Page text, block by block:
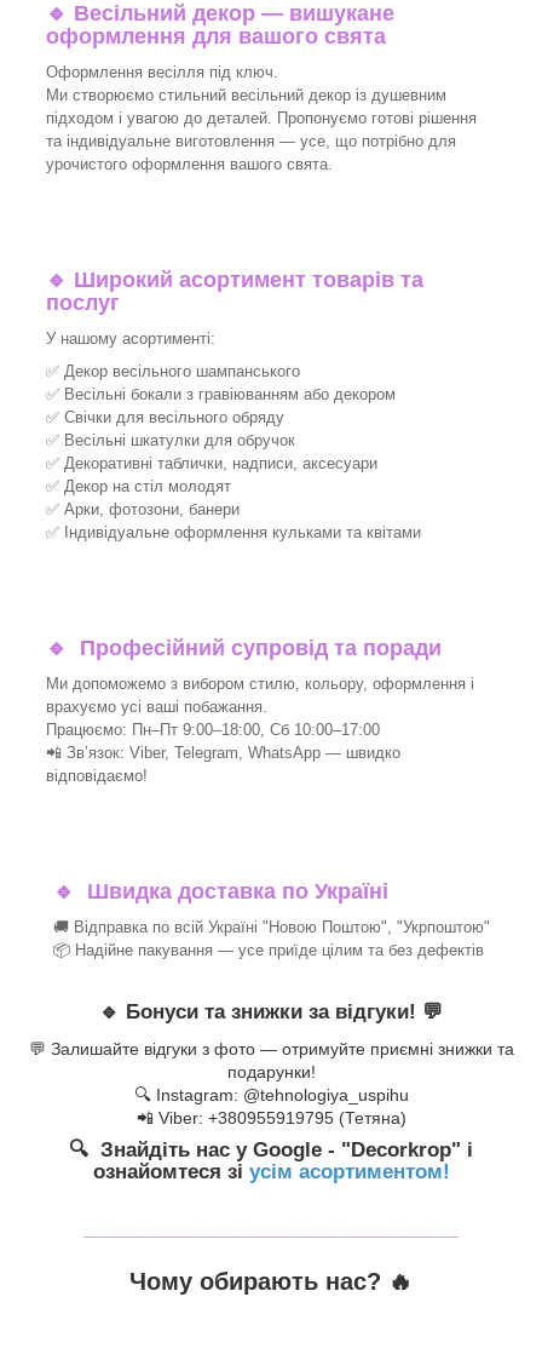
🔹 Весільний декор — вишукане
оформлення для вашого свята
Оформлення весілля під ключ.
Ми створюємо стильний весільний декор із душевним
підходом і увагою до деталей. Пропонуємо готові рішення
та індивідуальне виготовлення — усе, що потрібно для
урочистого оформлення вашого свята.
🔹 Широкий асортимент товарів та
послуг
У нашому асортименті:
✅ Декор весільного шампанського
✅ Весільні бокали з гравіюванням або декором
✅ Свічки для весільного обряду
✅ Весільні шкатулки для обручок
✅ Декоративні таблички, надписи, аксесуари
✅ Декор на стіл молодят
✅ Арки, фотозони, банери
✅ Індивідуальне оформлення кульками та квітами
🔹 Професійний супровід та поради
Ми допоможемо з вибором стилю, кольору, оформлення і
врахуємо усі ваші побажання.
Працюємо: Пн–Пт 9:00–18:00, Сб 10:00–17:00
📲 Зв’язок: Viber, Telegram, WhatsApp — швидко
відповідаємо!
🔹 Швидка доставка по Україні
🚚 Відправка по всій Україні "Новою Поштою", "Укрпоштою"
📦 Надійне пакування — усе приїде цілим та без дефектів
🔹 Бонуси та знижки за відгуки! 💬
💬 Залишайте відгуки з фото — отримуйте приємні знижки та
подарунки!
🔍 Instagram: @tehnologiya_uspihu
📲 Viber: +380955919795 (Тетяна)
🔍 Знайдіть нас у Google - "Decorkrop" і
ознайомтеся зі усім асортиментом!
Чому обирають нас? 🔥